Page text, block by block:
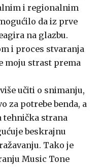
i regionalnim
da iz prve
na glazbu.
i proces stvaranja
moju strast prema
učiti o snimanju,
za potrebe benda, a
tehnička strana
beskrajnu
Tako je
Music Tone